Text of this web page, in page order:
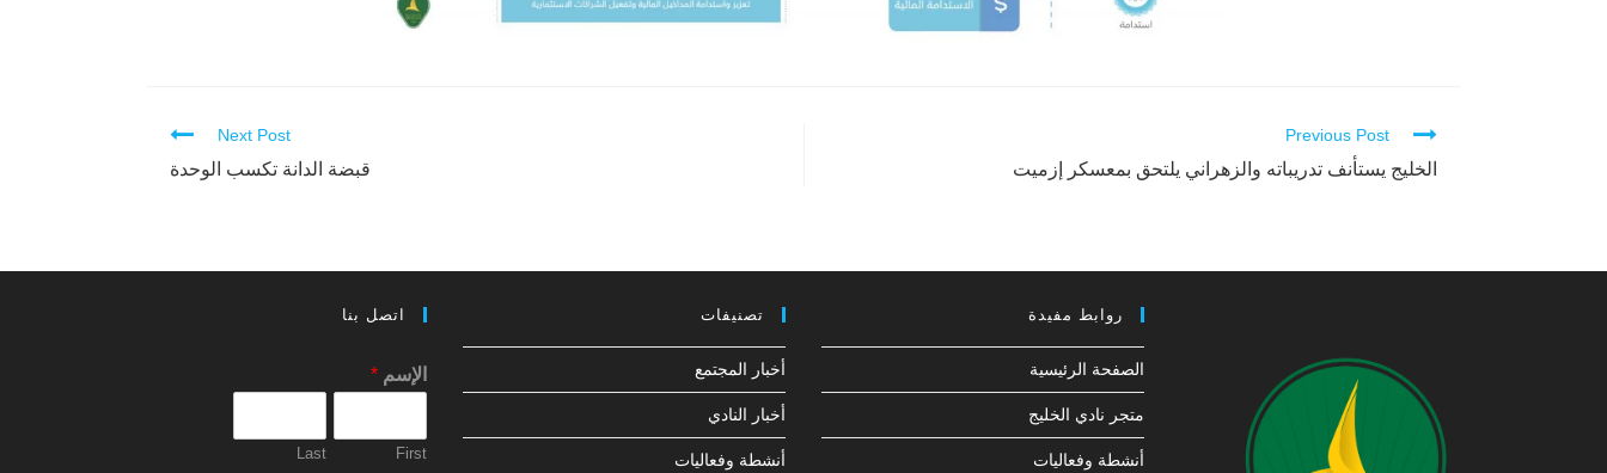
Continue
Reading
Previous Post
الخليج يستأنف تدريباته والزهراني يلتحق بمعسكر إزميت
Next Post
قبضة الدانة تكسب الوحدة
روابط مفيدة
الصفحة الرئيسية
متجر نادي الخليج
أنشطة وفعاليات
تصنيفات
أخبار المجتمع
أخبار النادي
أنشطة وفعاليات
اتصل بنا
الإسم *
First
Last